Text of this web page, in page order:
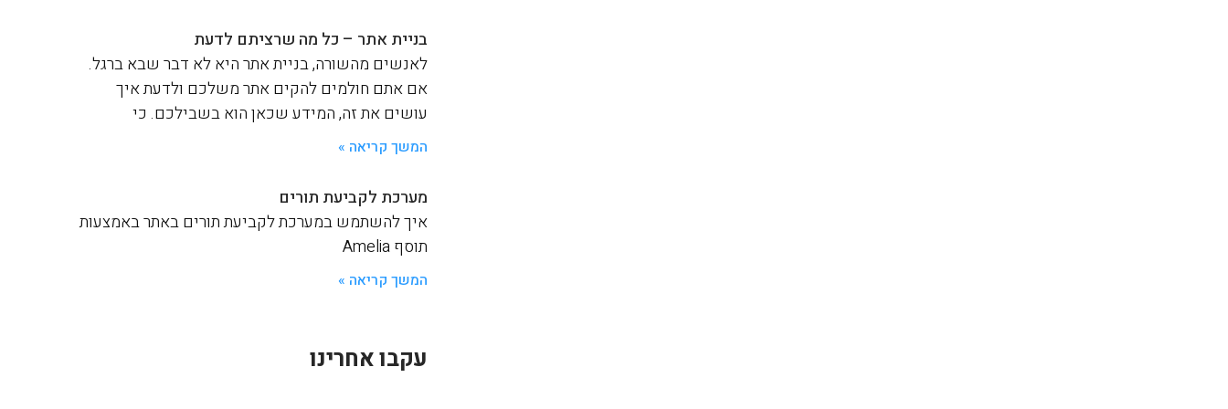
בניית אתר – כל מה שרציתם לדעת
לאנשים מהשורה, בניית אתר היא לא דבר שבא ברגל.
אם אתם חולמים להקים אתר משלכם ולדעת איך
עושים את זה, המידע שכאן הוא בשבילכם. כי
המשך קריאה »
מערכת לקביעת תורים
איך להשתמש במערכת לקביעת תורים באתר באמצעות
תוסף Amelia
המשך קריאה »
עקבו אחרינו